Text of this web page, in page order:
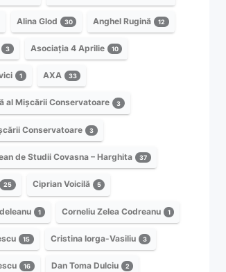
Alina Glod 30 Anghel Rugină 12
3 Asociația 4 Aprilie 10
1 AXA 33
al Mișcării Conservatoare 3
Conservatoare 3
de Studii Covasna – Harghita 37
25 Ciprian Voicilă 5
1 Corneliu Zelea Codreanu 1
15 Cristina Iorga-Vasiliu 3
16 Dan Toma Dulciu 2